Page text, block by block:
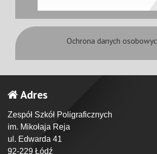
Ochrona danych
Adres
Zespół Szkół Poligraficznych
im. Mikołaja Reja
ul. Edwarda 41
92-229 Łódź